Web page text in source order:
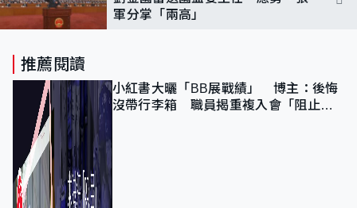
軍分掌「兩高」
推薦閱讀
小紅書大曬「BB展戰績」 博主：後悔
沒帶行李箱 職員揭重複入會「阻止唔